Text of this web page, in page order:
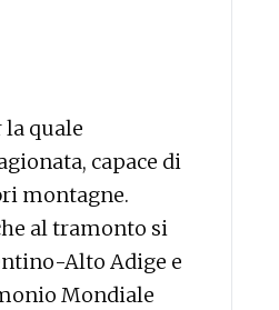
quale
capace di
montagne.
al tramonto si
Alto Adige e
Mondiale